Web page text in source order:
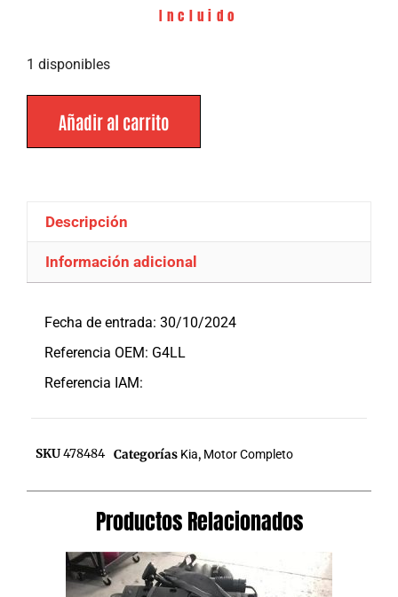
Incluido
1 disponibles
Añadir al carrito
Descripción
Información adicional
Fecha de entrada: 30/10/2024
Referencia OEM: G4LL
Referencia IAM:
SKU478484 Categorías Kia, Motor Completo
Productos Relacionados